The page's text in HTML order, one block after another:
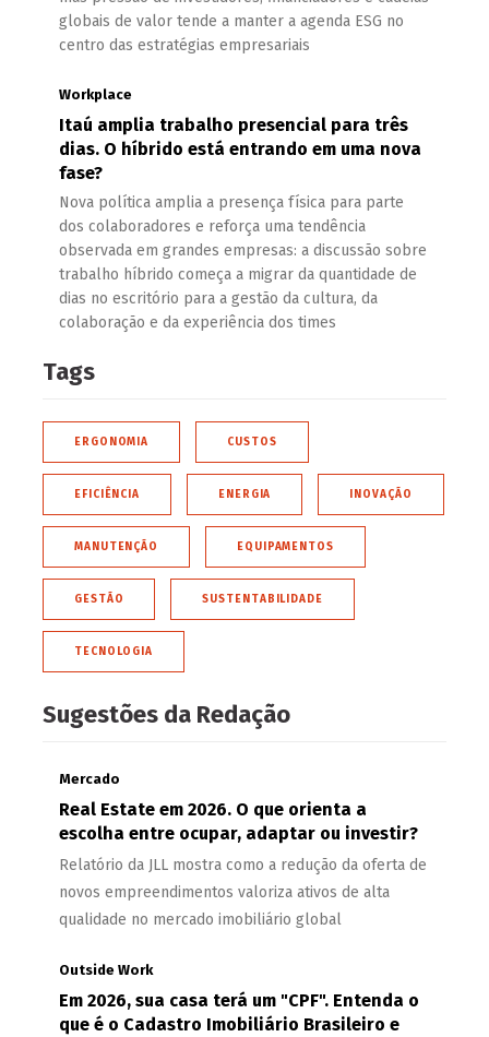
globais de valor tende a manter a agenda ESG no
centro das estratégias empresariais
Workplace
Itaú amplia trabalho presencial para três
dias. O híbrido está entrando em uma nova
fase?
Nova política amplia a presença física para parte
dos colaboradores e reforça uma tendência
observada em grandes empresas: a discussão sobre
trabalho híbrido começa a migrar da quantidade de
dias no escritório para a gestão da cultura, da
colaboração e da experiência dos times
Tags
ERGONOMIA CUSTOS
EFICIÊNCIA ENERGIA INOVAÇÃO
MANUTENÇÃO EQUIPAMENTOS
GESTÃO SUSTENTABILIDADE
TECNOLOGIA
Sugestões da Redação
Mercado
Real Estate em 2026. O que orienta a
escolha entre ocupar, adaptar ou investir?
Relatório da JLL mostra como a redução da oferta de
novos empreendimentos valoriza ativos de alta
qualidade no mercado imobiliário global
Outside Work
Em 2026, sua casa terá um "CPF". Entenda o
que é o Cadastro Imobiliário Brasileiro e